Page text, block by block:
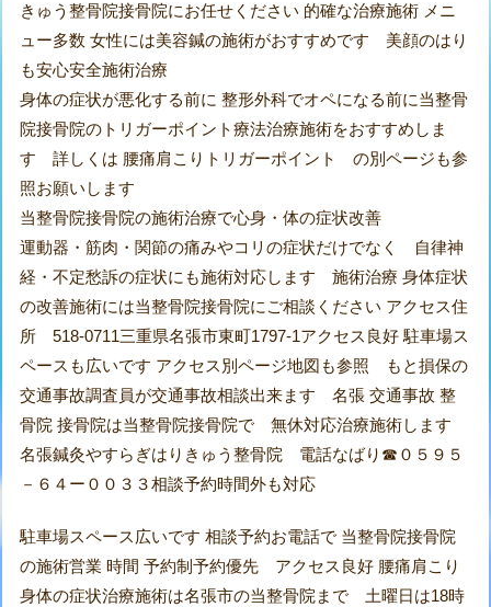
きゅう整骨院接骨院にお任せください 的確な治療施術 メニ
ュー多数 女性には美容鍼の施術がおすすめです 美顔のはり
も安心安全施術治療
身体の症状が悪化する前に 整形外科でオペになる前に当整骨
院接骨院のトリガーポイント療法治療施術をおすすめしま
す 詳しくは 腰痛肩こりトリガーポイント の別ページも参
照お願いします
当整骨院接骨院の施術治療で心身・体の症状改善
運動器・筋肉・関節の痛みやコリの症状だけでなく 自律神
経・不定愁訴の症状にも施術対応します 施術治療 身体症状
の改善施術には当整骨院接骨院にご相談ください アクセス住
所 518-0711三重県名張市東町1797-1アクセス良好 駐車場ス
ペースも広いです アクセス別ページ地図も参照 もと損保の
交通事故調査員が交通事故相談出来ます 名張 交通事故 整
骨院 接骨院は当整骨院接骨院で 無休対応治療施術します
名張鍼灸やすらぎはりきゅう整骨院 電話なばり☎０５９５
－６４ー００３３相談予約時間外も対応
駐車場スペース広いです 相談予約お電話で 当整骨院接骨院
の施術営業 時間 予約制予約優先 アクセス良好 腰痛肩こり
身体の症状治療施術は名張市の当整骨院まで 土曜日は18時